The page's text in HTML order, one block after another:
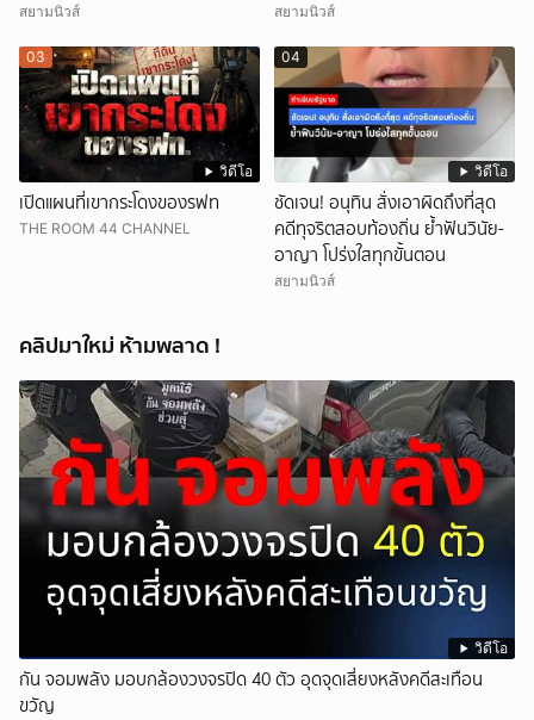
สยามนิวส์ สยามนิวส์
วิดีโอ
03
เปิดแผนที่เขากระโดงของรฟท
THE ROOM 44 CHANNEL
วิดีโอ
04
ชัดเจน! อนุทิน สั่งเอาผิดถึงที่สุด
คดีทุจริตสอบท้องถิ่น ย้ำฟันวินัย-
อาญา โปร่งใสทุกขั้นตอน
สยามนิวส์
คลิปมาใหม่ ห้ามพลาด !
วิดีโอ
กัน จอมพลัง มอบกล้องวงจรปิด 40 ตัว อุดจุดเสี่ยงหลังคดีสะเทือน
ขวัญ